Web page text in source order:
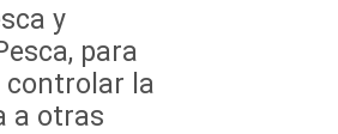
y
para
controlar la
a otras